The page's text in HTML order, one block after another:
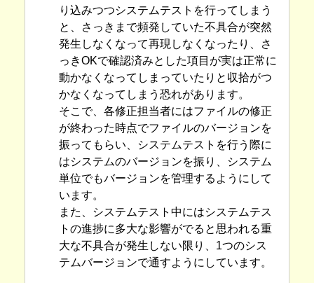
り込みつつシステムテストを行ってしまう
と、さっきまで頻発していた不具合が突然
発生しなくなって再現しなくなったり、さ
っきOKで確認済みとした項目が実は正常に
動かなくなってしまっていたりと収拾がつ
かなくなってしまう恐れがあります。
そこで、各修正担当者にはファイルの修正
が終わった時点でファイルのバージョンを
振ってもらい、システムテストを行う際に
はシステムのバージョンを振り、システム
単位でもバージョンを管理するようにして
います。
また、システムテスト中にはシステムテス
トの進捗に多大な影響がでると思われる重
大な不具合が発生しない限り、1つのシス
テムバージョンで通すようにしています。